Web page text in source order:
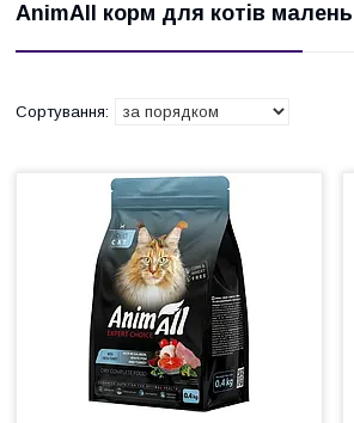
AnimAll корм для котів